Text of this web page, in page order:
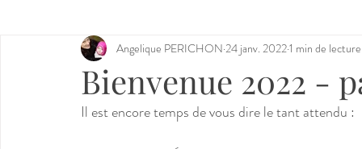
Bienvenue 2022 -
Angelique PERICHON 24 janv. 20221 min de lecture
Il est encore temps de vous dire le tant attendu :